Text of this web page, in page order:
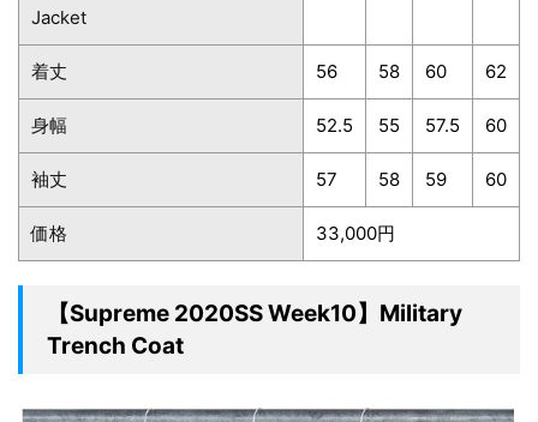
Jacket
着丈 56 58 60 62
身幅 52.5 55 57.5 60
袖丈 57 58 59 60
価格 33,000円
【Supreme 2020SS Week10】Military
Trench Coat